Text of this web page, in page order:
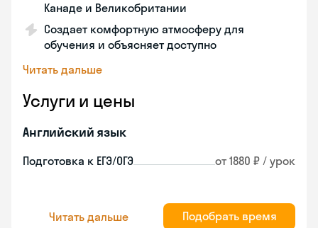
Канаде и Великобритании
Создает комфортную атмосферу для
обучения и объясняет доступно
Читать дальше
Услуги и цены
Английский язык
Подготовка к ЕГЭ/ОГЭ от 1880 ₽ / урок
Читать дальше Подобрать время